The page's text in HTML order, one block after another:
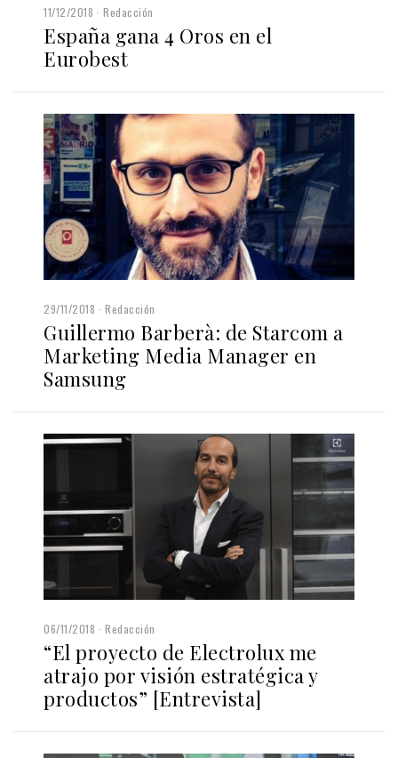
11/12/2018 Redacción
España gana 4 Oros en el
Eurobest
29/11/2018 Redacción
Guillermo Barberà: de Starcom a
Marketing Media Manager en
Samsung
06/11/2018 Redacción
“El proyecto de Electrolux me
atrajo por visión estratégica y
productos” [Entrevista]